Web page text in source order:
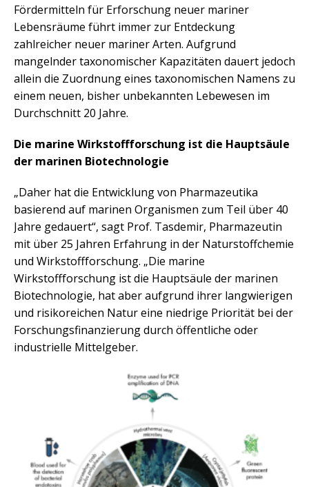
Fördermitteln für Erforschung neuer mariner
Lebensräume führt immer zur Entdeckung
zahlreicher neuer mariner Arten. Aufgrund
mangelnder taxonomischer Kapazitäten dauert jedoch
allein die Zuordnung eines taxonomischen Namens zu
einem neuen, bisher unbekannten Lebewesen im
Durchschnitt 20 Jahre.
Die marine Wirkstoffforschung ist die Hauptsäule
der marinen Biotechnologie
„Daher hat die Entwicklung von Pharmazeutika
basierend auf marinen Organismen zum Teil über 40
Jahre gedauert“, sagt Prof. Tasdemir, Pharmazeutin
mit über 25 Jahren Erfahrung in der Naturstoffchemie
und Wirkstoffforschung. „Die marine
Wirkstoffforschung ist die Hauptsäule der marinen
Biotechnologie, hat aber aufgrund ihrer langwierigen
und risikoreichen Natur eine niedrige Priorität bei der
Forschungsfinanzierung durch öffentliche oder
industrielle Mittelgeber.